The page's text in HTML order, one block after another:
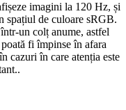
imagini la 120 Hz, și
spațiul de culoare sRGB.
un colț anume, astfel
fi împinse în afara
cazuri în care atenția este